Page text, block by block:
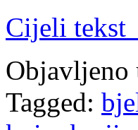
Cijeli tekst
Objavljeno
Tagged: